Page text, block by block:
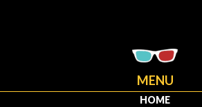
MENU
HOME